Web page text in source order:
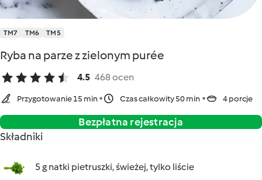
TM7 TM6 TM5
Ryba na parze z zielonym purée
4.5 468 ocen
Przygotowanie 15 min Czas całkowity 50 min 4 porcje
Bezpłatna rejestracja
Składniki
5 g natki pietruszki, świeżej, tylko liście